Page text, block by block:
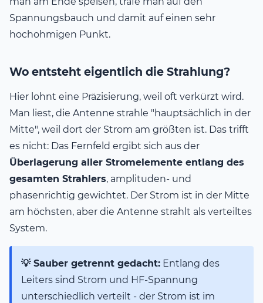
Spannungsbauch und damit auf einen sehr
hochohmigen Punkt.
Wo entsteht eigentlich die Strahlung?
Hier lohnt eine Präzisierung, weil oft verkürzt wird.
Man liest, die Antenne strahle "hauptsächlich in der
Mitte", weil dort der Strom am größten ist. Das trifft
es nicht: Das Fernfeld ergibt sich aus der
Überlagerung aller Stromelemente entlang des
gesamten Strahlers, amplituden- und
phasenrichtig gewichtet. Der Strom ist in der Mitte
am höchsten, aber die Antenne strahlt als verteiltes
System.
💡 Sauber getrennt gedacht: Entlang des
Leiters sind Strom und HF-Spannung
unterschiedlich verteilt - der Strom ist im